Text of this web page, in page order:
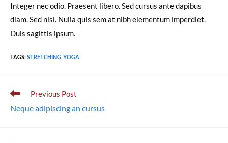
Integer nec odio. Praesent libero. Sed cursus ante dapibus
diam. Sed nisi. Nulla quis sem at nibh elementum imperdiet.
Duis sagittis ipsum.
TAGS:STRETCHING YOGA
Previous Post
Neque adipiscing an cursus